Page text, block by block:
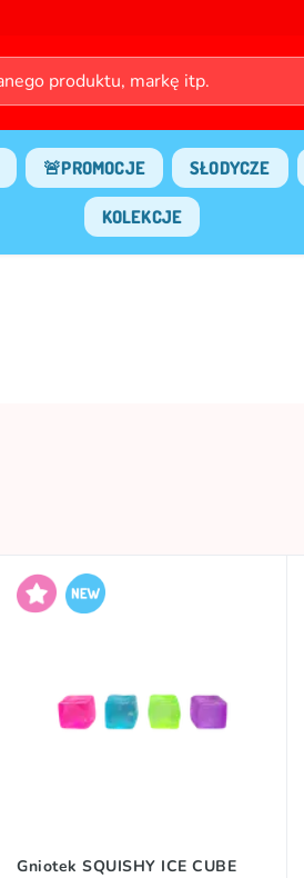
🚨PROMOCJE SŁODYCZE
KOLEKCJE
Gniotek SQUISHY ICE CUBE